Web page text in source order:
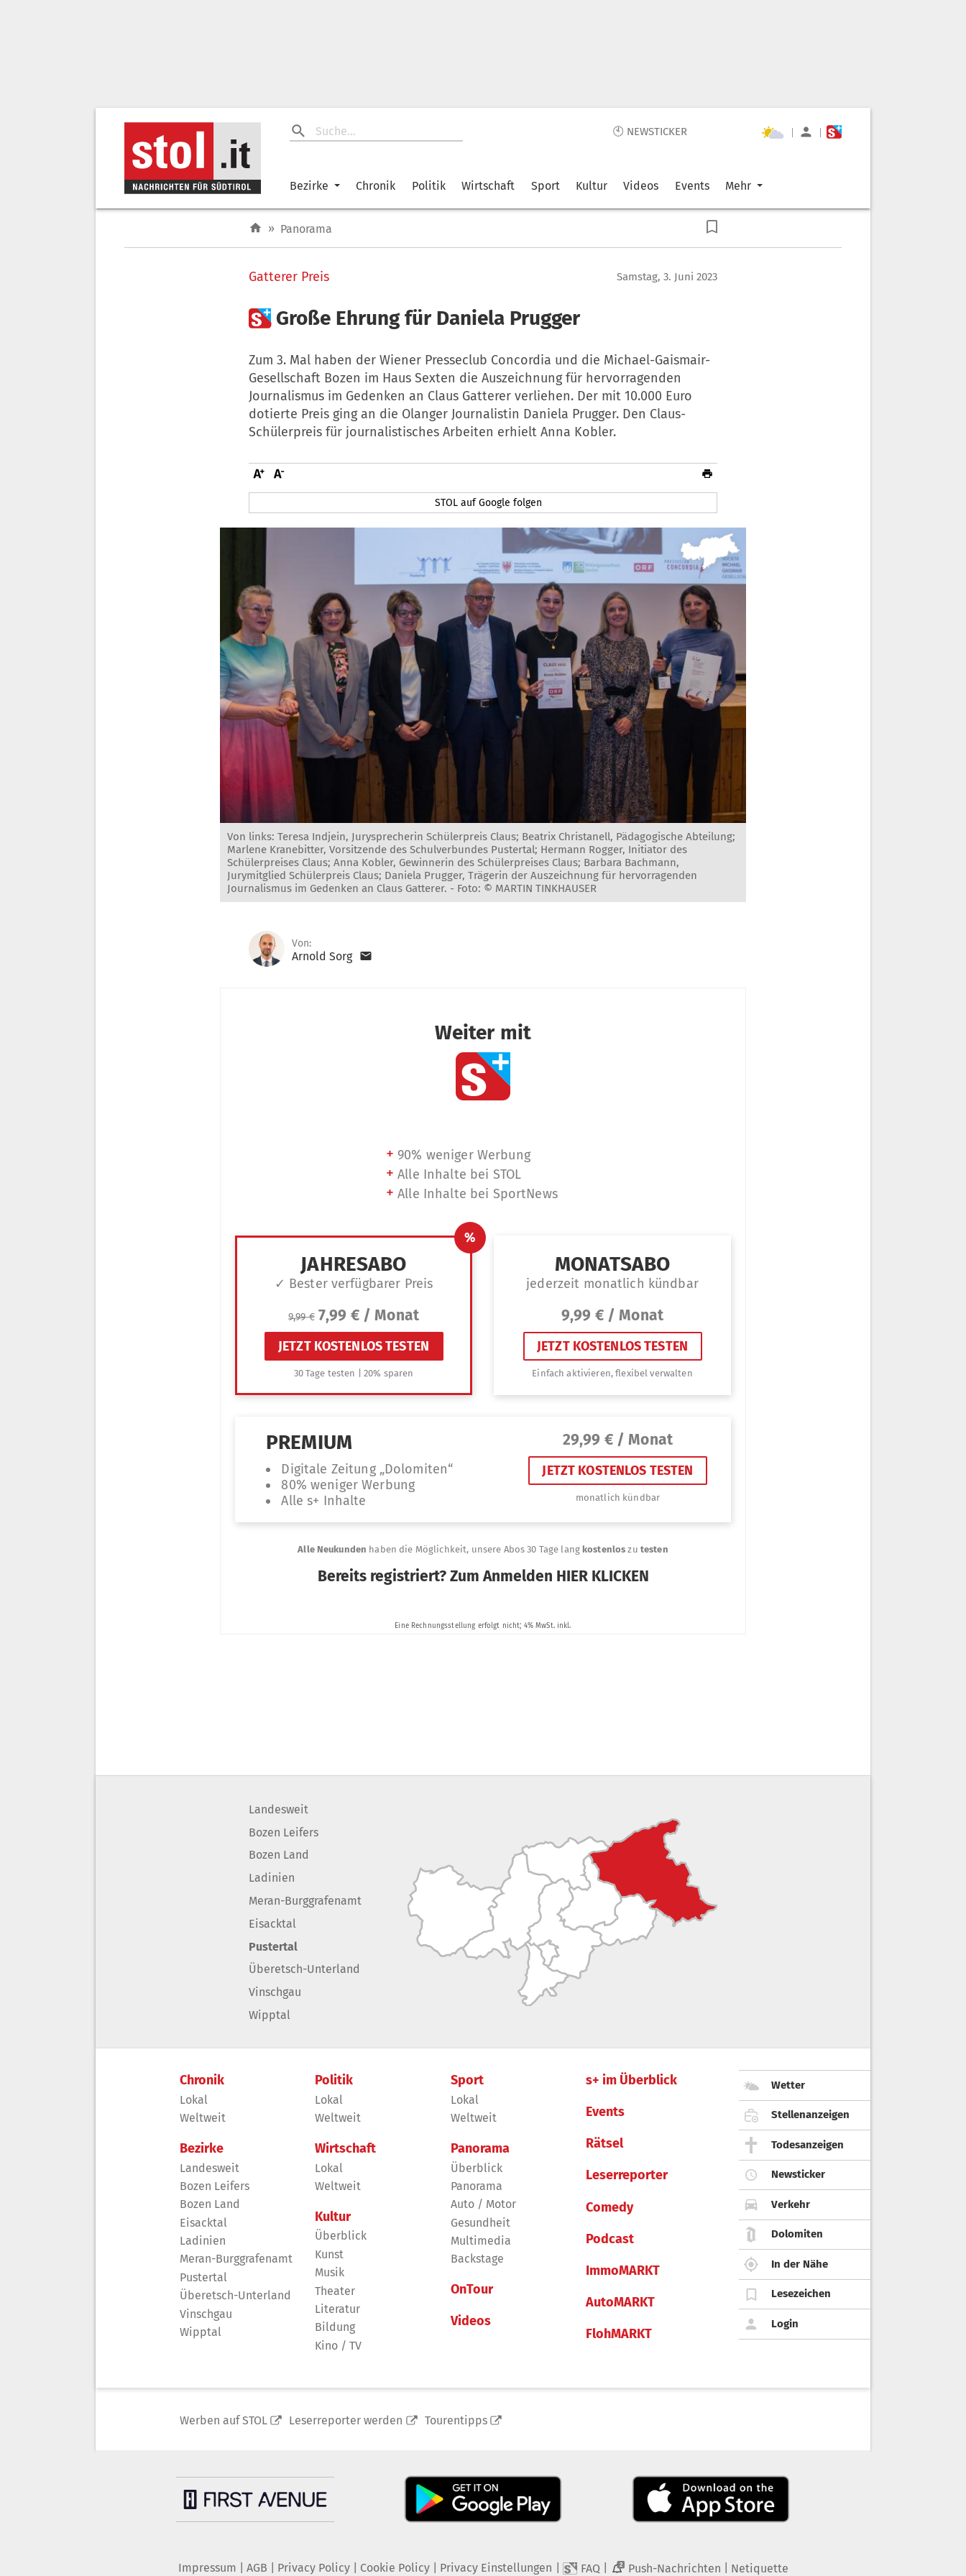
🕙 NEWSTICKER | |
Bezirke Chronik Politik Wirtschaft Sport Kultur Videos Events Mehr
» Panorama
Gatterer Preis Samstag, 3. Juni 2023
 Große Ehrung für Daniela Prugger
Zum 3. Mal haben der Wiener Presseclub Concordia und die Michael-Gaismair-
Gesellschaft Bozen im Haus Sexten die Auszeichnung für hervorragenden
Journalismus im Gedenken an Claus Gatterer verliehen. Der mit 10.000 Euro
dotierte Preis ging an die Olanger Journalistin Daniela Prugger. Den Claus-
Schülerpreis für journalistisches Arbeiten erhielt Anna Kobler.
STOL auf Google folgen
Von links: Teresa Indjein, Jurysprecherin Schülerpreis Claus; Beatrix Christanell, Pädagogische Abteilung;
Marlene Kranebitter, Vorsitzende des Schulverbundes Pustertal; Hermann Rogger, Initiator des
Schülerpreises Claus; Anna Kobler, Gewinnerin des Schülerpreises Claus; Barbara Bachmann,
Jurymitglied Schülerpreis Claus; Daniela Prugger, Trägerin der Auszeichnung für hervorragenden
Journalismus im Gedenken an Claus Gatterer. - Foto: © MARTIN TINKHAUSER
Von:
Arnold Sorg
Landesweit
Bozen Leifers
Bozen Land
Ladinien
Meran-Burggrafenamt
Eisacktal
Pustertal
Überetsch-Unterland
Vinschgau
Wipptal
Chronik
Lokal
Weltweit
Bezirke
Landesweit
Bozen Leifers
Bozen Land
Eisacktal
Ladinien
Meran-Burggrafenamt
Pustertal
Überetsch-Unterland
Vinschgau
Wipptal
Politik
Lokal
Weltweit
Wirtschaft
Lokal
Weltweit
Kultur
Überblick
Kunst
Musik
Theater
Literatur
Bildung
Kino / TV
Sport
Lokal
Weltweit
Panorama
Überblick
Panorama
Auto / Motor
Gesundheit
Multimedia
Backstage
OnTour
Videos
s+ im Überblick
Events
Rätsel
Leserreporter
Comedy
Podcast
ImmoMARKT
AutoMARKT
FlohMARKT
Wetter
Stellenanzeigen
Todesanzeigen
Newsticker
Verkehr
Dolomiten
In der Nähe
Lesezeichen
Login
Werben auf STOL Leserreporter werden Tourentipps
Impressum AGB Privacy Policy| Cookie Policy| Privacy Einstellungen FAQ 2 Push-Nachrichten Netiquette